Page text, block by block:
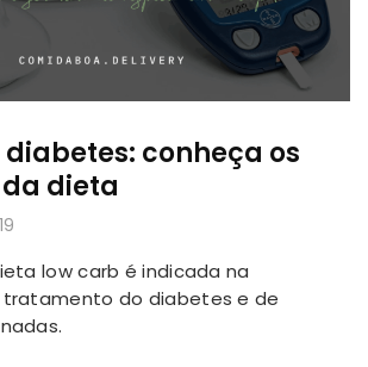
diabetes: conheça os
dieta
low carb é indicada na
tratamento do diabetes e de